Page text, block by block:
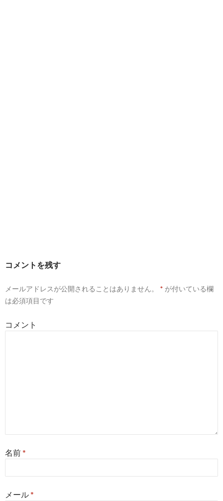
コメントを残す
メールアドレスが公開されることはありません。 * が付いている欄
は必須項目です
コメント
名前*
メール*